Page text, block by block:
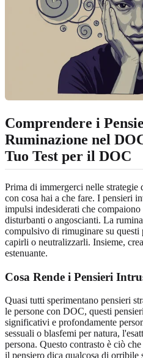
Comprendere i
Ruminazione nel
Tuo Test per il DOC
Prima di immergerci nelle strategie
con cosa hai a che fare. I pensieri
impulsi indesiderati che compaiono
disturbanti o angoscianti. La
compulsivo di rimuginare su
capirli o neutralizzarli. Insieme,
estenuante.
Cosa Rende i Pensieri
Quasi tutti sperimentano pensieri
le persone con DOC, questi
significativi e profondamente
sessuali o blasfemi per natura,
persona. Questo contrasto è ciò
il pensiero dica qualcosa di orribile